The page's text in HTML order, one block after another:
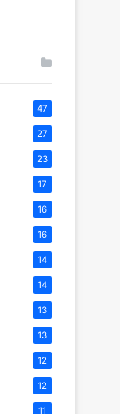
47
27
23
17
16
16
14
14
13
13
12
12
11